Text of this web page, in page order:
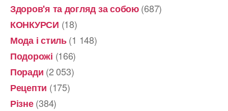
Здоров'я та догляд за собою(687)
КОНКУРСИ (18)
Мода і стиль(1 148)
Подорожі (166)
Поради (2 053)
Рецепти (175)
Різне(384)